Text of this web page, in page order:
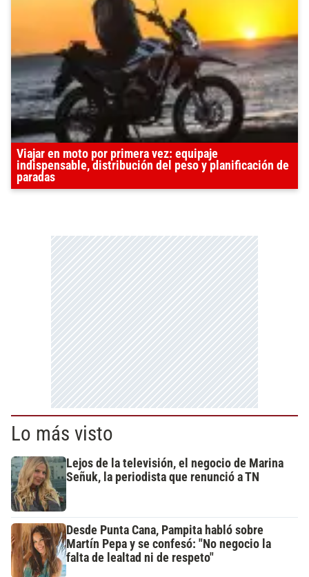
Viajar en moto por primera vez: equipaje
indispensable, distribución del peso y planificación de
paradas
Lo más visto
Lejos de la televisión, el negocio de Marina
Señuk, la periodista que renunció a TN
Desde Punta Cana, Pampita habló sobre
Martín Pepa y se confesó: "No negocio la
falta de lealtad ni de respeto"